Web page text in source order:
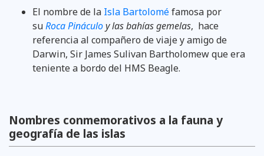
El nombre de la Isla Bartoloméfamosa por
suRoca Pináculoy las bahías gemelas, hace
referencia al compañero de viaje y amigo de
Darwin, Sir James Sulivan Bartholomew que era
teniente a bordo del HMS Beagle.
Nombres conmemorativos a la fauna y
geografía de las islas